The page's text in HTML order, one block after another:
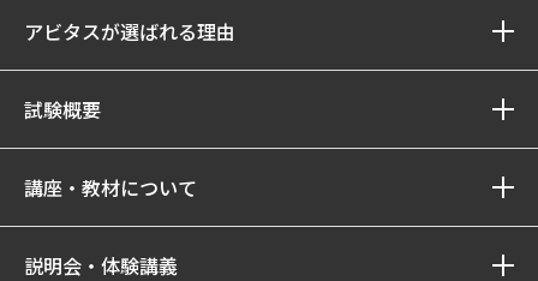
アビタスが選ばれる理由
試験概要
講座・教材について
説明会・体験講義